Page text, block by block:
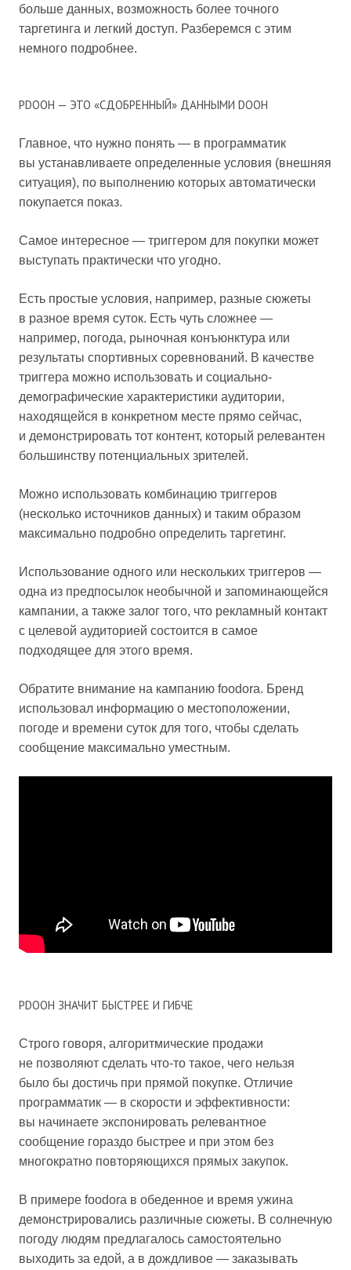
больше данных, возможность более точного
таргетинга и легкий доступ. Разберемся с этим
немного подробнее.
PDOOH — ЭТО «СДОБРЕННЫЙ» ДАННЫМИ DOOH
Главное, что нужно понять — в программатик
вы устанавливаете определенные условия (внешняя
ситуация), по выполнению которых автоматически
покупается показ.
Самое интересное — триггером для покупки может
выступать практически что угодно.
Есть простые условия, например, разные сюжеты
в разное время суток. Есть чуть сложнее —
например, погода, рыночная конъюнктура или
результаты спортивных соревнований. В качестве
триггера можно использовать и социально-
демографические характеристики аудитории,
находящейся в конкретном месте прямо сейчас,
и демонстрировать тот контент, который релевантен
большинству потенциальных зрителей.
Можно использовать комбинацию триггеров
(несколько источников данных) и таким образом
максимально подробно определить таргетинг.
Использование одного или нескольких триггеров —
одна из предпосылок необычной и запоминающейся
кампании, а также залог того, что рекламный контакт
с целевой аудиторией состоится в самое
подходящее для этого время.
Обратите внимание на кампанию foodora. Бренд
использовал информацию о местоположении,
погоде и времени суток для того, чтобы сделать
сообщение максимально уместным.
PDOOH ЗНАЧИТ БЫСТРЕЕ И ГИБЧЕ
Строго говоря, алгоритмические продажи
не позволяют сделать что-то такое, чего нельзя
было бы достичь при прямой покупке. Отличие
программатик — в скорости и эффективности:
вы начинаете экспонировать релевантное
сообщение гораздо быстрее и при этом без
многократно повторяющихся прямых закупок.
В примере foodora в обеденное и время ужина
демонстрировались различные сюжеты. В солнечную
погоду людям предлагалось самостоятельно
выходить за едой, а в дождливое — заказывать